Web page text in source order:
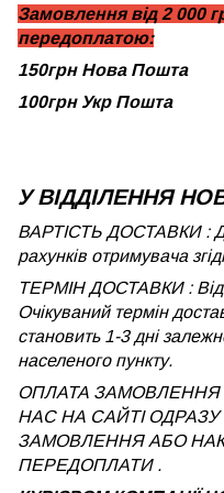
Замовлення від 2 000
передоплатою:
150грн Нова Пошта
100грн Укр Пошта
У ВІДДІЛЕННЯ
ВАРТІСТЬ ДОСТАВКИ :
рахунків отримувача
ТЕРМІН ДОСТАВКИ :
Очікуваний термін
становить 1-3 дні
населеного пункту.
ОПЛАТА ЗАМОВЛЕННЯ
НАС НА САЙТІ
ЗАМОВЛЕННЯ АБО
ПЕРЕДОПЛАТИ .